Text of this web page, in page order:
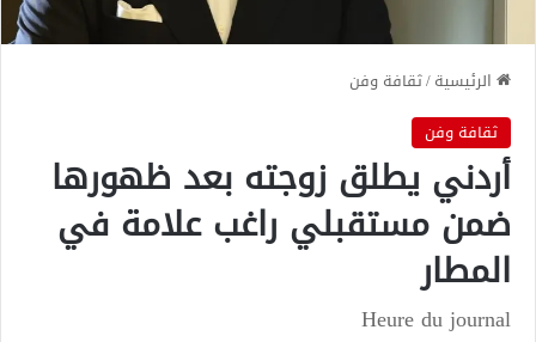
الرئيسية/ثقافة وفن
ثقافة وفن
أردني يطلق زوجته بعد ظهورها
ضمن مستقبلي راغب علامة في
المطار
Heure du journal